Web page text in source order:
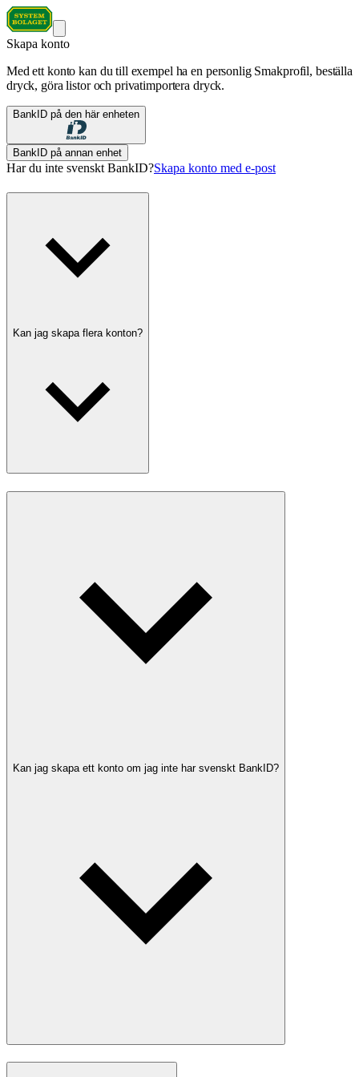
Skapa konto
Med ett konto kan du till exempel ha en personlig Smakprofil, beställa
dryck, göra listor och privatimportera dryck.
BankID på den här enheten
BankID på annan enhet
Har du inte svenskt BankID?Skapa konto med e-post
Kan jag skapa flera konton?
Kan jag skapa ett konto om jag inte har svenskt BankID?